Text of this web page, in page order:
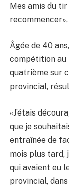
Mes amis du
Âgée de 40
compétition au
quatrième sur
provincial,
«J’étais
que je
entraînée de
mois plus tard,
qui avaient eu
provincial,